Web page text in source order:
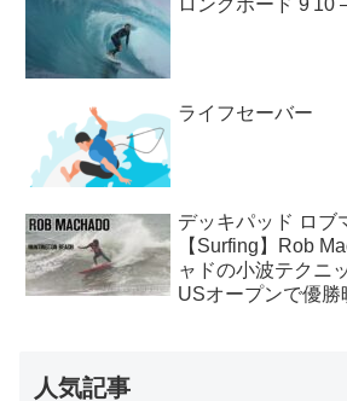
ライフセーバー
デッキパッド ロブ
【Surfing】Rob
ャドの小波テクニ
USオープンで優勝
人気記事